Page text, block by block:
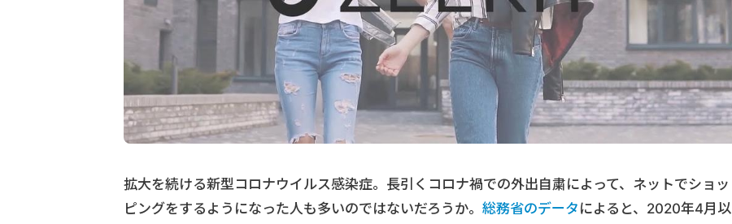
拡大を続ける新型コロナウイルス感染症。長引くコロナ禍での外出自粛によって、ネットでショッ
ピングをするようになった人も多いのではないだろうか。 総務省のデータ によると、2020年4月以